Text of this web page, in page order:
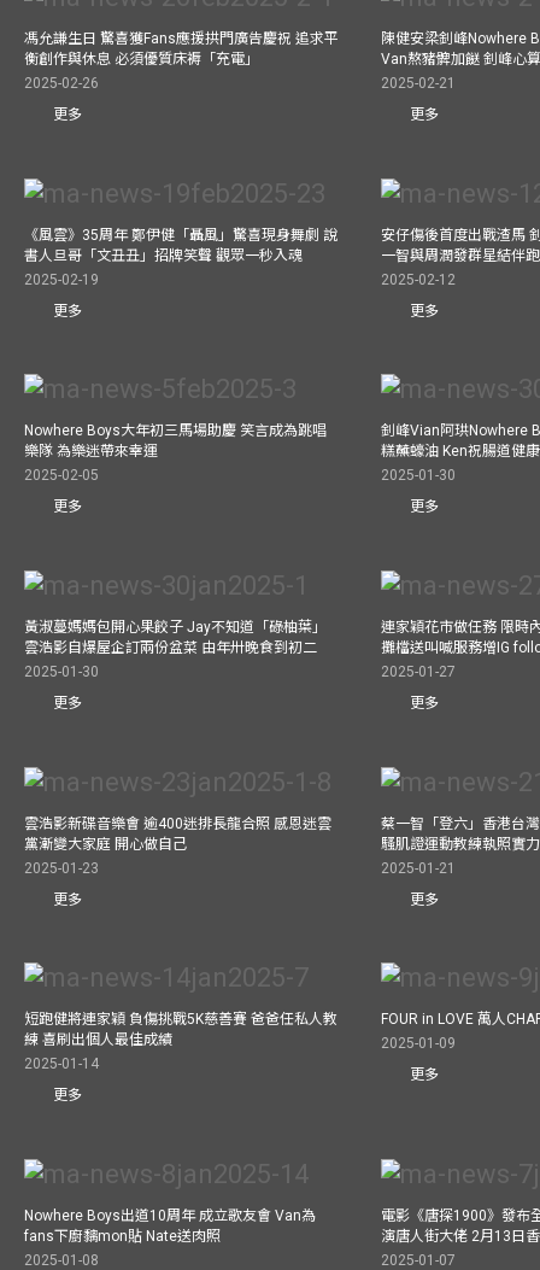
馮允謙生日 驚喜獲Fans應援拱門廣告慶祝 追求平
衡創作與休息 必須優質床褥「充電」
2025-02-26
更多
陳健安梁釗峰Nowhere
Van熬豬髀加餸 釗峰心
2025-02-21
更多
《風雲》35周年 鄭伊健「聶風」驚喜現身舞劇 說
書人旦哥「文丑丑」招牌笑聲 觀眾一秒入魂
2025-02-19
更多
安仔傷後首度出戰渣馬
一智與周潤發群星結伴
2025-02-12
更多
Nowhere Boys大年初三馬場助慶 笑言成為跳唱
樂隊 為樂迷帶來幸運
2025-02-05
更多
釗峰Vian阿珙Nowhere
糕蘸蠔油 Ken祝腸道健康
2025-01-30
更多
黃淑蔓媽媽包開心果餃子 Jay不知道「碌柚葉」
雲浩影自爆屋企訂兩份盆菜 由年卅晚食到初二
2025-01-30
更多
連家穎花市做任務 限時
攤檔送叫喊服務增IG
2025-01-27
更多
雲浩影新碟音樂會 逾400迷排長龍合照 感恩迷雲
黨漸變大家庭 開心做自己
2025-01-23
更多
蔡一智「登六」香港台
騷肌證運動教練執照實
2025-01-21
更多
短跑健將連家穎 負傷挑戰5K慈善賽 爸爸任私人教
練 喜刷出個人最佳成績
2025-01-14
更多
FOUR in LOVE 萬人
2025-01-09
更多
Nowhere Boys出道10周年 成立歌友會 Van為
fans下廚黐mon貼 Nate送肉照
2025-01-08
電影《唐探1900》發布
演唐人街大佬 2月13日
2025-01-07